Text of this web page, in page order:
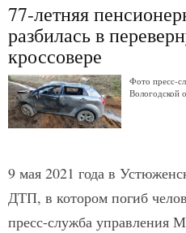
77-летняя
разбилась в
кроссовере
Фото пресс-
Вологодской
9 мая 2021 года в
ДТП, в котором погиб
пресс-служба управления